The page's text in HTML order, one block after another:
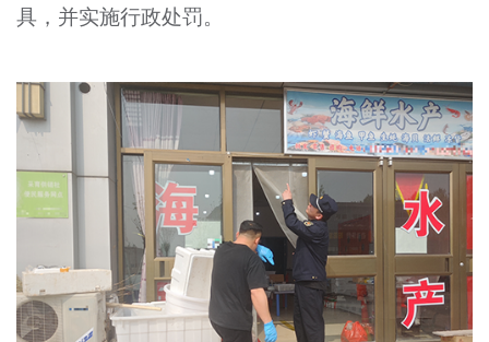
具，并实施行政处罚。